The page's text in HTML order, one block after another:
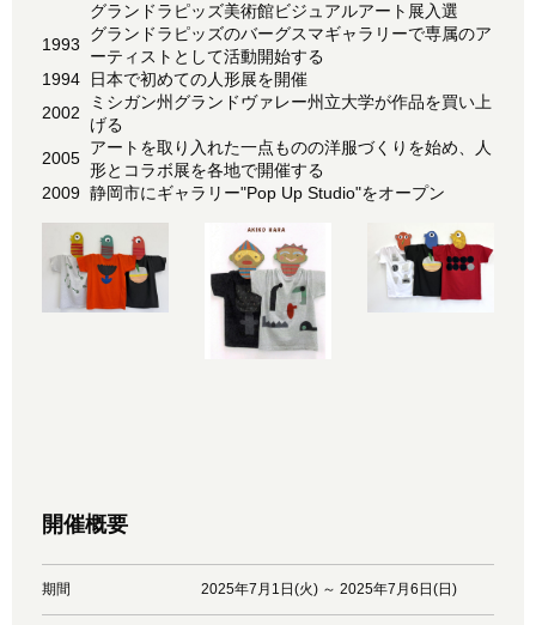
グランドラピッズ美術館ビジュアルアート展入選
1993
グランドラピッズのバーグスマギャラリーで専属のア
ーティストとして活動開始する
1994
日本で初めての人形展を開催
2002
ミシガン州グランドヴァレー州立大学が作品を買い上
げる
2005
アートを取り入れた一点ものの洋服づくりを始め、人
形とコラボ展を各地で開催する
2009 静岡市にギャラリー"Pop Up Studio"をオープン
開催概要
期間 2025年7月1日(火) ～ 2025年7月6日(日)